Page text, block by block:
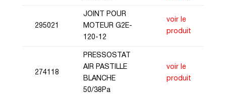
295021
JOINT POUR
MOTEUR G2E-
120-12
voir le
produit
274118
PRESSOSTAT
AIR PASTILLE
BLANCHE
50/38Pa
voir le
produit